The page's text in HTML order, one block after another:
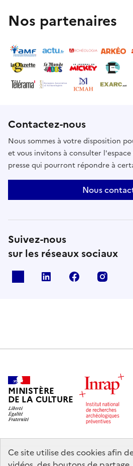
Ce site utilise des cookies afin
Nos partenaires
Contactez-nous
Nous sommes à votre disposition
et vous invitons à consulter
presse qui pourront répondre à
Nous
Suivez-nous
sur les réseaux sociaux
Linkedin Facebook
MINISTÈRE
DE LA CULTURE
legifrance.gouv.fr info.gouv.fr